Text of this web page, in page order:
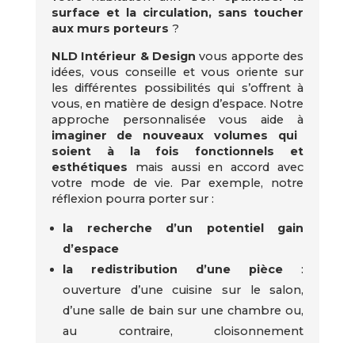
surface et la circulation, sans toucher
aux murs porteurs ?
NLD Intérieur & Design vous apporte des
idées, vous conseille et vous oriente sur
les différentes possibilités qui s’offrent à
vous, en matière de design d’espace. Notre
approche personnalisée vous aide à
imaginer de nouveaux volumes
qui
soient à la fois fonctionnels et
esthétiques mais aussi en accord avec
votre mode de vie. Par exemple, notre
réflexion pourra porter sur :
la recherche d’un potentiel gain
d’espace
la redistribution d’une pièce:
ouverture d’une cuisine sur le salon,
d’une salle de bain sur une chambre ou,
au contraire, cloisonnement